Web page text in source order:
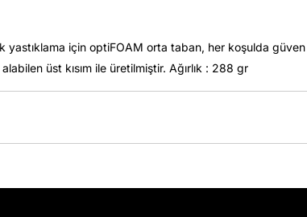
yastıklama için optiFOAM orta taban, her koşulda
üst kısım ile üretilmiştir. Ağırlık : 288 gr